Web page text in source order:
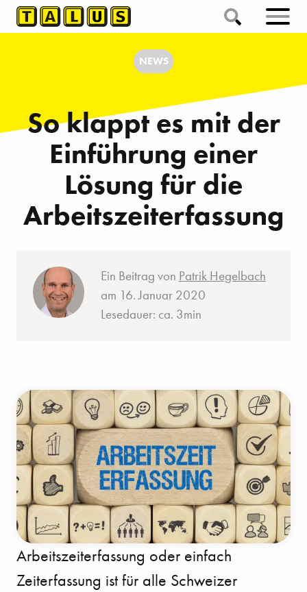
NEWS
So klappt es mit der
Einführung einer
Lösung für die
Arbeitszeiterfassung
Ein Beitrag von Patrik Hegelbach
am 16. Januar 2020
Lesedauer: ca. 3min
Arbeitszeiterfassung oder einfach
Zeiterfassung ist für alle Schweizer